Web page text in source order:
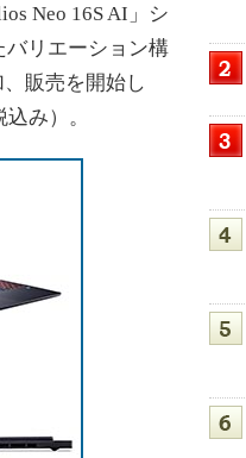
Neo 16S AI」シ
バリエーション構
、販売を開始し
み）。